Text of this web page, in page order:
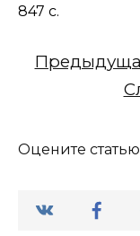
847 с.
Оцените статью